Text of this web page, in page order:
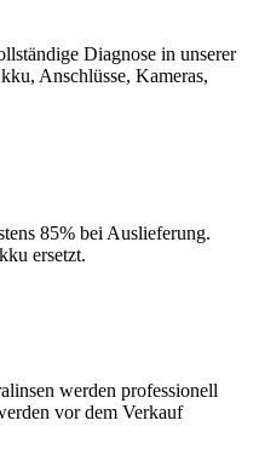
Diagnose in unserer
Anschlüsse, Kameras,
85% bei Auslieferung.
ersetzt.
werden professionell
vor dem Verkauf